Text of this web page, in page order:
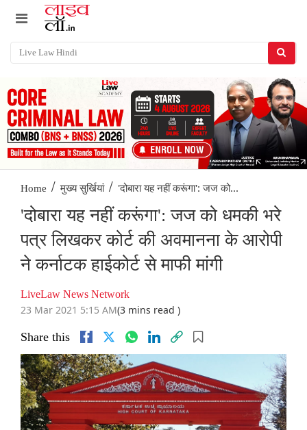
Home / मुख्य सुर्खियां / 'दोबारा यह नहीं करूंगा': जज को...
'दोबारा यह नहीं करूंगा': जज को धमकी भरे
पत्र लिखकर कोर्ट की अवमानना के आरोपी
ने कर्नाटक हाईकोर्ट से माफी मांगी
LiveLaw News Network
23 Mar 2021 5:15 AM(3 mins read )
Share this